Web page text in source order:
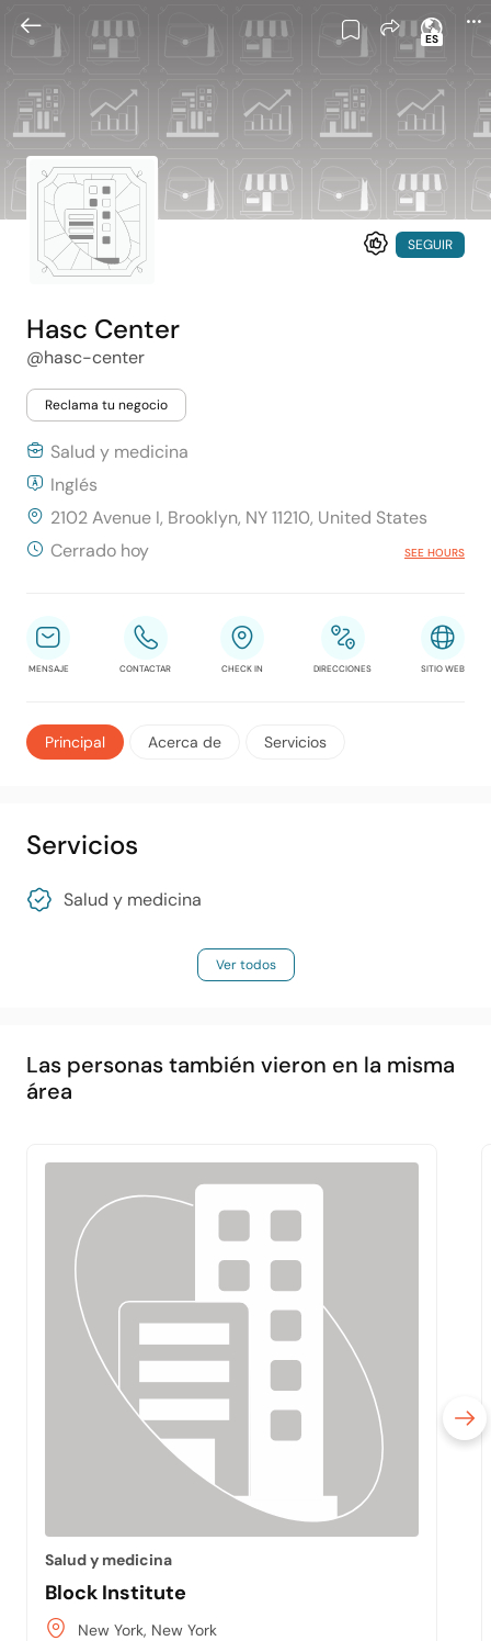
ES
SEGUIR
Hasc Center
@hasc-center
Reclama tu negocio
Salud y medicina
Inglés
2102 Avenue I, Brooklyn, NY 11210, United States
Cerrado hoy
SEE HOURS
MENSAJE CONTACTAR CHECK IN DIRECCIONES SITIO WEB
Principal Acerca de Servicios
Servicios
Salud y medicina
Ver todos
Las personas también vieron en la misma
área
Salud y medicina
Block Institute
New York, New York